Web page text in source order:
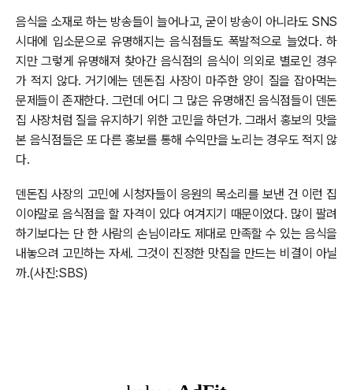
음식을 소재로 하는 방송들이 늘어나고, 굳이 방송이 아니라도 SNS
시대에 입소문으로 유명해지는 음식점들도 폭발적으로 늘었다. 하
지만 그렇게 유명해져 찾아간 음식점의 음식이 의외로 별로인 경우
가 적지 않다. 거기에는 덴돈집 사장이 마주한 양이 질을 잡아먹는
문제들이 존재한다. 그런데 어디 그 많은 유명해진 음식점들이 덴돈
집 사장처럼 질을 유지하기 위한 고민을 하던가. 그래서 홍보의 맛을
본 음식점들은 또 다른 홍보를 통해 수익만을 노리는 경우도 적지 않
다.
덴돈집 사장의 고민에 시청자들이 응원의 목소리를 보낸 건 이런 집
이야말로 음식점을 할 자격이 있다 여겨지기 때문이었다. 많이 팔려
하기보다는 단 한 사람의 손님이라도 제대로 만족할 수 있는 음식을
내놓으려 고민하는 자세. 그것이 진정한 맛집을 만드는 비결이 아닐
까.(사진:SBS)